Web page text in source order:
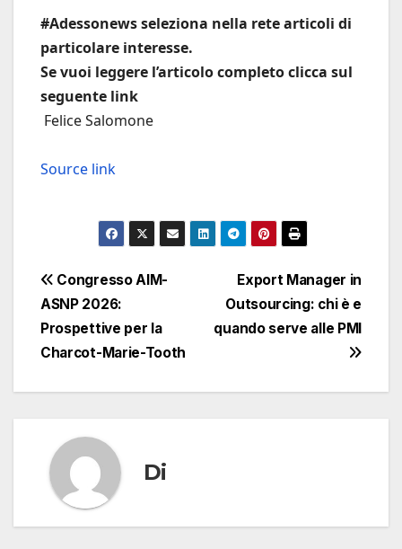
#Adessonews seleziona nella rete articoli di
particolare interesse.
Se vuoi leggere l’articolo completo clicca sul
seguente link
Felice Salomone
Source link
Navigazione
articoli
Export Manager in
Outsourcing: chi è e
quando serve alle PMI
Congresso AIM-
ASNP 2026:
Prospettive per la
Charcot-Marie-Tooth
Di